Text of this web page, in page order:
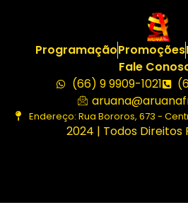
ProgramaçãoPromoções
Fale
(66) 9 9909-1021
Endereço: Rua Bororos, 673 -
2024 | Todos Direitos